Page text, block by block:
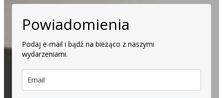
Powiadomienia
Podaj e-mail i bądź na bieżąco z naszymi
wydarzeniami.